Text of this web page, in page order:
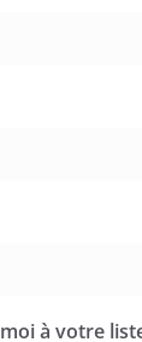
à votre